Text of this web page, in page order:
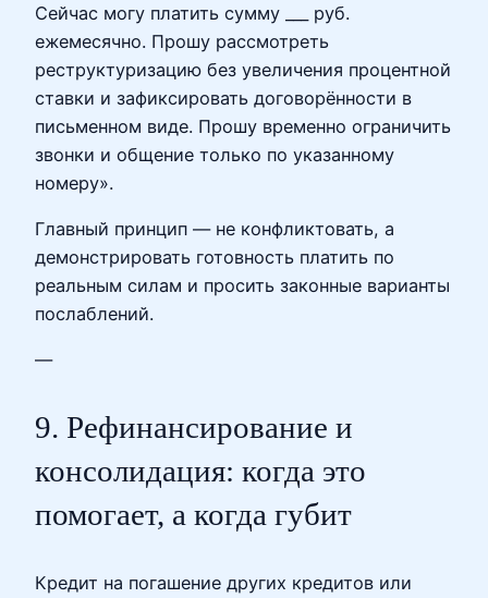
Сейчас могу платить сумму ___ руб.
ежемесячно. Прошу рассмотреть
реструктуризацию без увеличения процентной
ставки и зафиксировать договорённости в
письменном виде. Прошу временно ограничить
звонки и общение только по указанному
номеру».
Главный принцип — не конфликтовать, а
демонстрировать готовность платить по
реальным силам и просить законные варианты
послаблений.
—
9. Рефинансирование и
консолидация: когда это
помогает, а когда губит
Кредит на погашение других кредитов или